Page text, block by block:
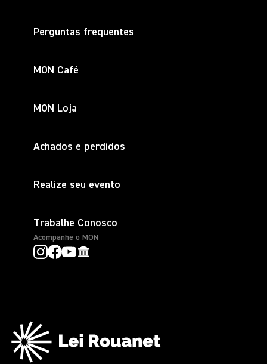
Perguntas frequentes
MON Café
MON Loja
Achados e perdidos
Realize seu evento
Trabalhe Conosco
Acompanhe o MON